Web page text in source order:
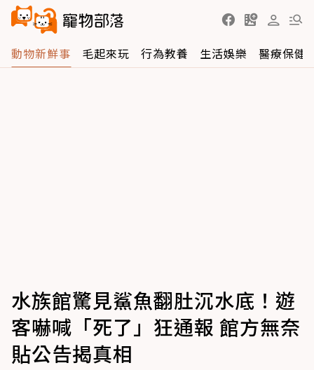
動物新鮮事 毛起來玩 行為教養 生活娛樂 醫療保健
水族館驚見鯊魚翻肚沉水底！遊
客嚇喊「死了」狂通報 館方無奈
貼公告揭真相